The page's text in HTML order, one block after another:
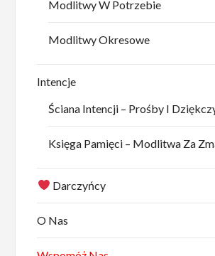
Modlitwy W Potrzebie
Modlitwy Okresowe
Intencje
Ściana Intencji – Prośby I
Księga Pamięci – Modlitwa Za
Darczyńcy
O Nas